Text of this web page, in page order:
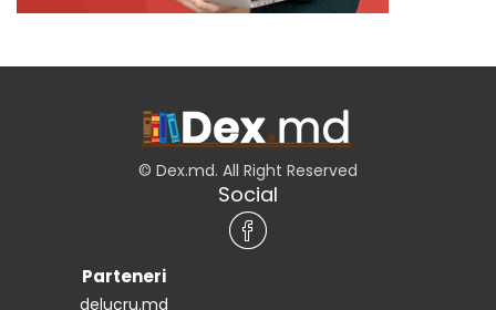
© Dex.md. All Right Reserved
Social
Parteneri
delucru.md